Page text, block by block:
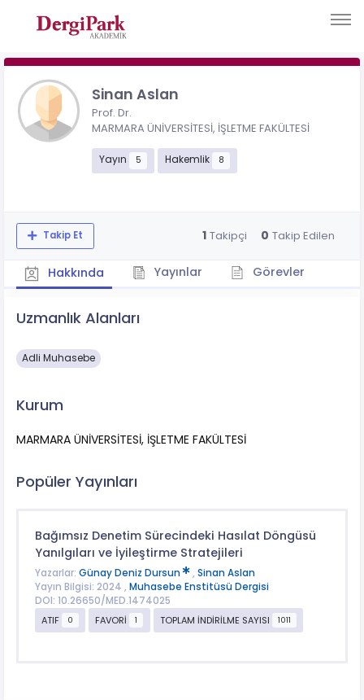
Sinan Aslan
Prof. Dr.
MARMARA ÜNİVERSİTESİ, İŞLETME FAKÜLTESİ
Yayın 5 Hakemlik 8
Takip Et 1 Takipçi 0 Takip Edilen
Hakkında Yayınlar Görevler
Uzmanlık Alanları
Adli Muhasebe
Kurum
MARMARA ÜNİVERSİTESİ, İŞLETME FAKÜLTESİ
Popüler Yayınları
Bağımsız Denetim Sürecindeki Hasılat Döngüsü
Yanılgıları ve İyileştirme Stratejileri
Yazarlar: Günay Deniz Dursun , Sinan Aslan
Yayın Bilgisi: 2024 , Muhasebe Enstitüsü Dergisi
DOI: 10.26650/MED.1474025
ATIF
0 FAVORİ 1 TOPLAM İNDİRİLME SAYISI 1011